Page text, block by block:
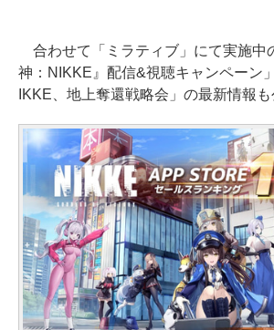
合わせて「ミラティブ」にて実施中
神：NIKKE』配信&視聴キャンペーン
IKKE、地上奪還戦略会」の最新情報も